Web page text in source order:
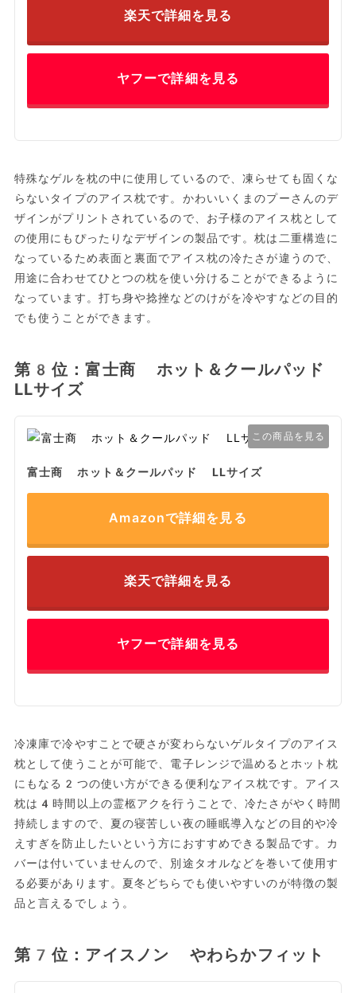
楽天で詳細を見る
ヤフーで詳細を見る
特殊なゲルを枕の中に使用しているので、凍らせても固くな
らないタイプのアイス枕です。かわいいくまのプーさんのデ
ザインがプリントされているので、お子様のアイス枕として
の使用にもぴったりなデザインの製品です。枕は二重構造に
なっているため表面と裏面でアイス枕の冷たさが違うので、
用途に合わせてひとつの枕を使い分けることができるように
なっています。打ち身や捻挫などのけがを冷やすなどの目的
でも使うことができます。
第8位：富士商 ホット＆クールパッド
LLサイズ
この商品を見る
富士商 ホット＆クールパッド LLサイズ
Amazonで詳細を見る
楽天で詳細を見る
ヤフーで詳細を見る
冷凍庫で冷やすことで硬さが変わらないゲルタイプのアイス
枕として使うことが可能で、電子レンジで温めるとホット枕
にもなる2つの使い方ができる便利なアイス枕です。アイス
枕は4時間以上の霊柩アクを行うことで、冷たさがやく時間
持続しますので、夏の寝苦しい夜の睡眠導入などの目的や冷
えすぎを防止したいという方におすすめできる製品です。カ
バーは付いていませんので、別途タオルなどを巻いて使用す
る必要があります。夏冬どちらでも使いやすいのが特徴の製
品と言えるでしょう。
第7位：アイスノン やわらかフィット